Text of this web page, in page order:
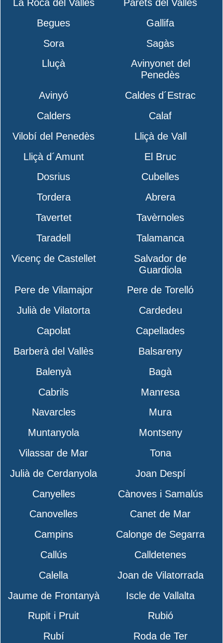
La Roca del Vallès
Parets del Vallès
Begues
Gallifa
Sora
Sagàs
Lluçà
Avinyonet del
Penedès
Avinyó
Caldes d´Estrac
Calders
Calaf
Vilobí del Penedès
Lliçà de Vall
Lliçà d´Amunt
El Bruc
Dosrius
Cubelles
Tordera
Abrera
Tavertet
Tavèrnoles
Taradell
Talamanca
Vicenç de Castellet
Salvador de
Guardiola
Pere de Vilamajor
Pere de Torelló
Julià de Vilatorta
Cardedeu
Capolat
Capellades
Barberà del Vallès
Balsareny
Balenyà
Bagà
Cabrils
Manresa
Navarcles
Mura
Muntanyola
Montseny
Vilassar de Mar
Tona
Julià de Cerdanyola
Joan Despí
Canyelles
Cànoves i Samalús
Canovelles
Canet de Mar
Campins
Calonge de Segarra
Callús
Calldetenes
Calella
Joan de Vilatorrada
Jaume de Frontanyà
Iscle de Vallalta
Rupit i Pruit
Rubió
Rubí
Roda de Ter